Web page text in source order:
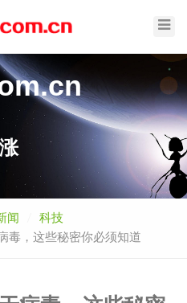
闻
科技
毒，这些秘密你必须知道